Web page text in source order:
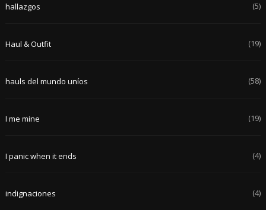
hallazgos (5)
Haul & Outfit (19)
hauls del mundo uníos (58)
I me mine (19)
I panic when it ends (4)
indignaciones (4)